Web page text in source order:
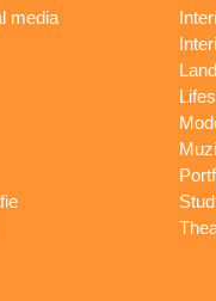
media